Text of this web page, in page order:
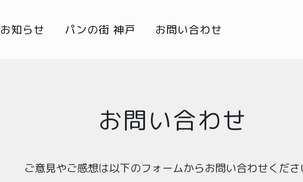
お問い合わせ
ご意見やご感想は以下のフォームからお問い合わせくださ
お知らせ パンの街 神戸 お問い合わせ